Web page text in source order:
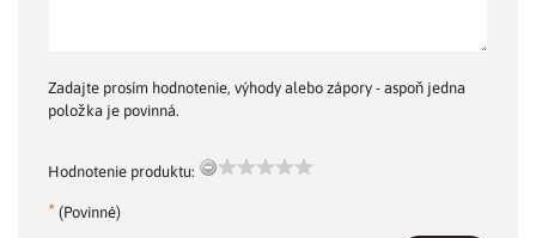
Zadajte prosím hodnotenie, výhody alebo zápory - aspoň jedna
položka je povinná.
Hodnotenie produktu:
* (Povinné)